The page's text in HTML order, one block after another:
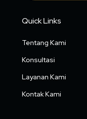
Quick Links
Tentang Kami
Konsultasi
Layanan Kami
Kontak Kami